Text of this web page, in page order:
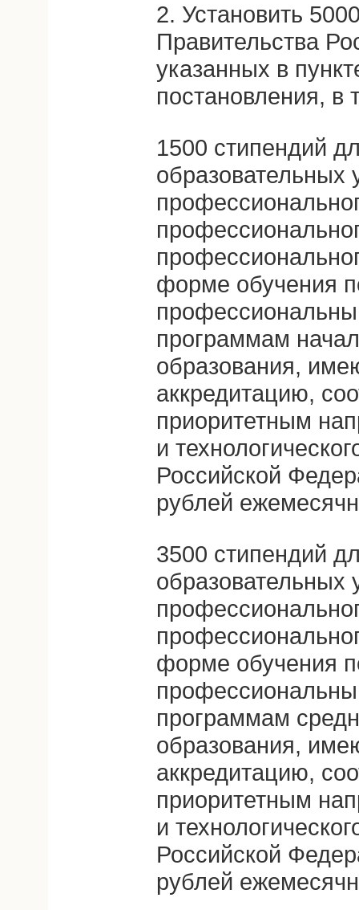
2. Установить
Правительства
указанных в
постановления, в
1500 стипендий
образовательных
форме обучения
программам
образования,
аккредитацию,
приоритетным
и
Российской
рублей
3500 стипендий
образовательных
форме обучения
программам
образования,
аккредитацию,
приоритетным
и
Российской
рублей